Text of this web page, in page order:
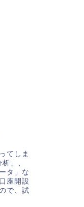
てしま
」、
タ」な
座開設
で、試